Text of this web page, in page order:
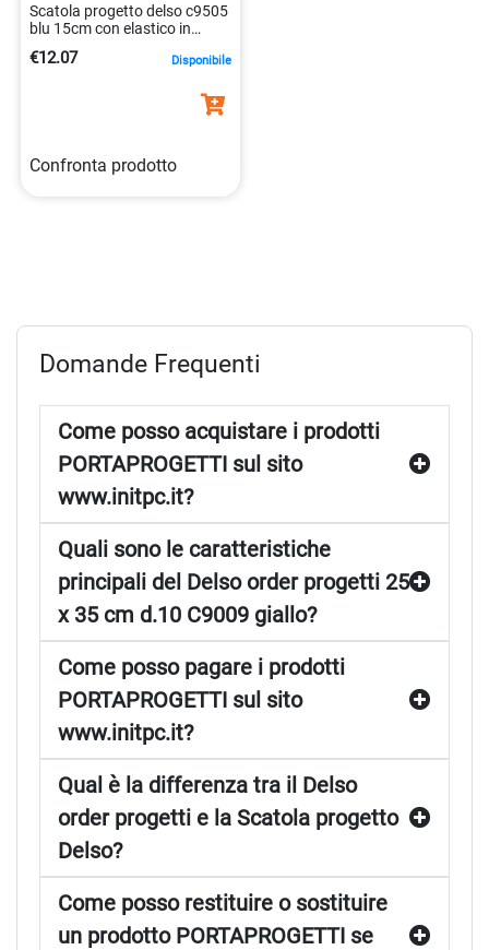
Scatola progetto delso c9505
blu 15cm con elastico in
€12.07 Disponibile
Confronta prodotto
Domande Frequenti
Come posso acquistare i prodotti
PORTAPROGETTI sul sito
www.initpc.it?
Quali sono le caratteristiche
principali del Delso order progetti 25
x 35 cm d.10 C9009 giallo?
Come posso pagare i prodotti
PORTAPROGETTI sul sito
www.initpc.it?
Qual è la differenza tra il Delso
order progetti e la Scatola progetto
Delso?
Come posso restituire o sostituire
un prodotto PORTAPROGETTI se